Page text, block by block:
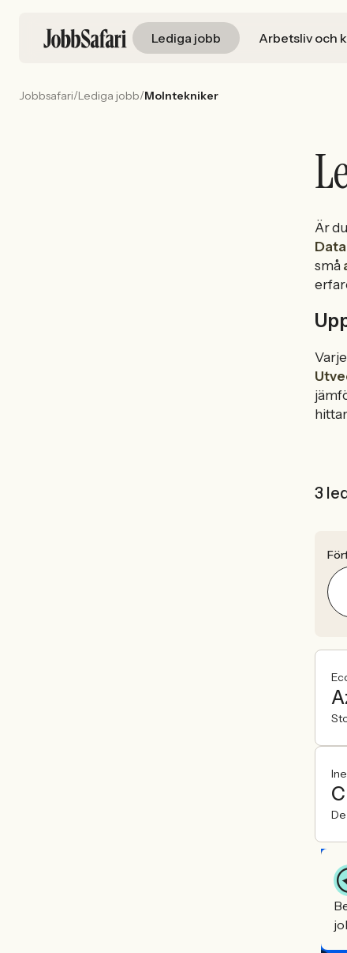
Lediga jobb Arbetsliv och
Jobbsafari/Lediga jobb/Molntekniker
Är
små
3